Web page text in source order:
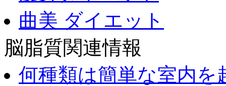
曲美 ダイエット
脳脂質関連情報
何種類は簡単な室内